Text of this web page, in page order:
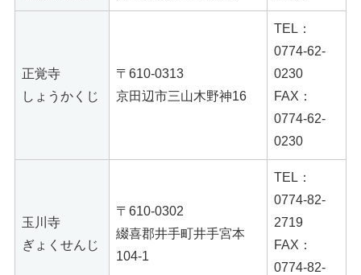
正覚寺
しょうかくじ
〒610-0313
京田辺市三山木野神16
TEL：
0774-62-
0230
FAX：
0774-62-
0230
玉川寺
ぎょくせんじ
〒610-0302
綴喜郡井手町井手宮本
104-1
TEL：
0774-82-
2719
FAX：
0774-82-